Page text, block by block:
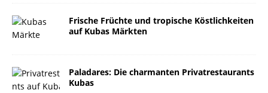
Frische Früchte und tropische Köstlichkeiten
auf Kubas Märkten
Paladares: Die charmanten Privatrestaurants
Kubas